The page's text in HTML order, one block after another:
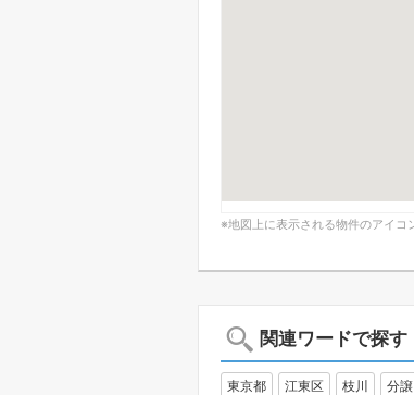
※地図上に表示される物件のアイコ
関連ワードで探す
東京都 江東区 枝川 分